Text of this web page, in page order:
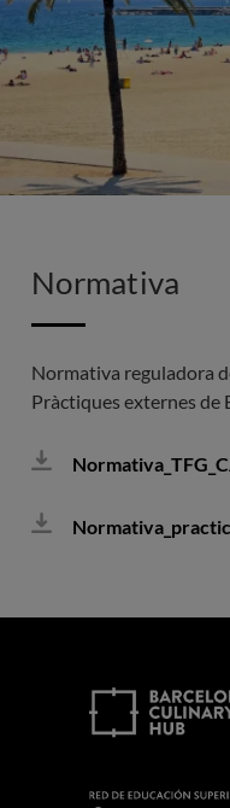
Normativa
Normativa reguladora
Pràctiques externes de